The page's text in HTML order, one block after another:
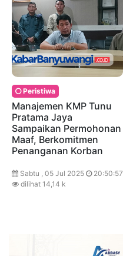
Peristiwa
Manajemen KMP Tunu
Pratama Jaya
Sampaikan Permohonan
Maaf, Berkomitmen
Penanganan Korban
Sabtu , 05 Jul 2025
20:50:57
dilihat 14,14 k